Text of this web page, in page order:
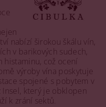
nabízí širokou škálu vín,
v barikových sudech,
histaminu, což ocení
výroby vína poskytuje
spojené s pobytem v
který je obklopen
k zrání sektů.